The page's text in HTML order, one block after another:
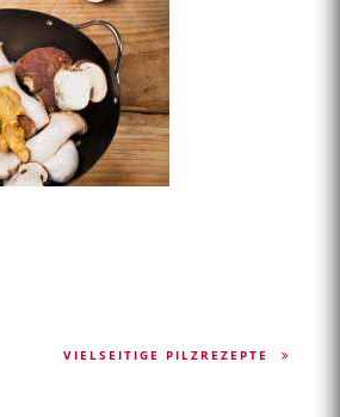
VIELSEITIGE PILZREZEPTE